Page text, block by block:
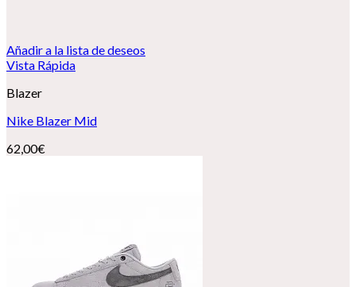
Añadir a la lista de deseos
Vista Rápida
Blazer
Nike Blazer Mid
62,00€